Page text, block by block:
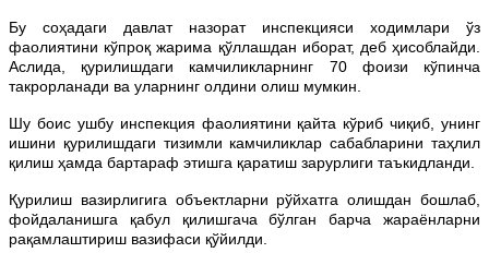
Бу соҳадаги давлат назорат инспекцияси ходимлари ўз
фаолиятини кўпроқ жарима қўллашдан иборат, деб ҳисоблайди.
Аслида, қурилишдаги камчиликларнинг 70 фоизи кўпинча
такрорланади ва уларнинг олдини олиш мумкин.
Шу боис ушбу инспекция фаолиятини қайта кўриб чиқиб, унинг
ишини қурилишдаги тизимли камчиликлар сабабларини таҳлил
қилиш ҳамда бартараф этишга қаратиш зарурлиги таъкидланди.
Қурилиш вазирлигига объектларни рўйхатга олишдан бошлаб,
фойдаланишга қабул қилишгача бўлган барча жараёнларни
рақамлаштириш вазифаси қўйилди.